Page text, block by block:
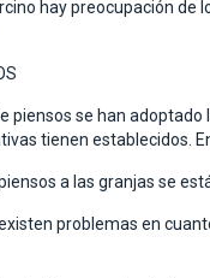
hay preocupación
piensos se han
tienen establecidos.
a las granjas se
problemas en